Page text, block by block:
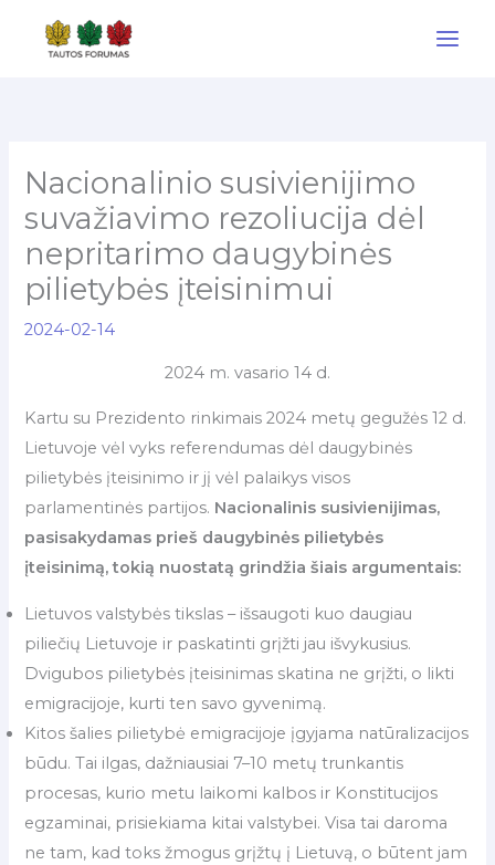
Nacionalinio susivienijimo
suvažiavimo rezoliucija dėl
nepritarimo daugybinės
pilietybės įteisinimui
2024-02-14
2024 m. vasario 14 d.
Kartu su Prezidento rinkimais 2024 metų gegužės 12 d.
Lietuvoje vėl vyks referendumas dėl daugybinės
pilietybės įteisinimo ir jį vėl palaikys visos
parlamentinės partijos. Nacionalinis susivienijimas,
pasisakydamas prieš daugybinės pilietybės
įteisinimą, tokią nuostatą grindžia šiais argumentais:
Lietuvos valstybės tikslas – išsaugoti kuo daugiau
piliečių Lietuvoje ir paskatinti grįžti jau išvykusius.
Dvigubos pilietybės įteisinimas skatina ne grįžti, o likti
emigracijoje, kurti ten savo gyvenimą.
Kitos šalies pilietybė emigracijoje įgyjama natūralizacijos
būdu. Tai ilgas, dažniausiai 7–10 metų trunkantis
procesas, kurio metu laikomi kalbos ir Konstitucijos
egzaminai, prisiekiama kitai valstybei. Visa tai daroma
ne tam, kad toks žmogus grįžtų į Lietuvą, o būtent jam